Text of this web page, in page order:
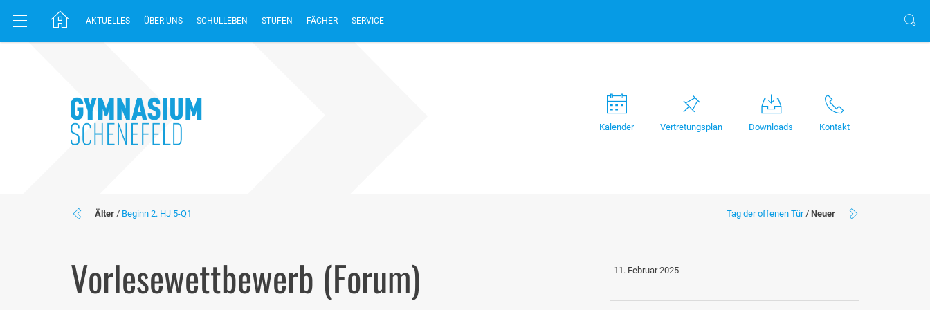
AKTUELLES ÜBER UNS SCHULLEBEN STUFEN FÄCHER SERVICE
Kalender Vertretungsplan Downloads Kontakt
Tag der offenen Tür/ Neuer
Älter / Beginn 2. HJ 5-Q1
Vorlesewettbewerb (Forum) 11. Februar 2025